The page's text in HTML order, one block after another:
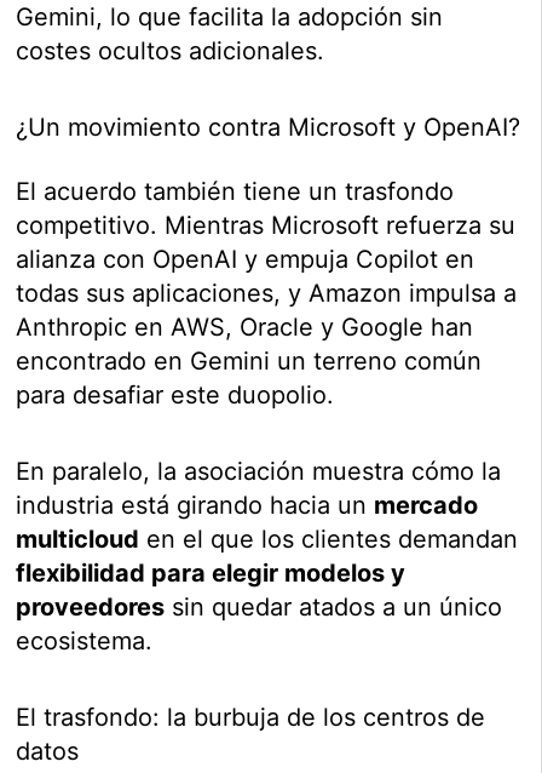
Gemini, lo que facilita la adopción sin
costes ocultos adicionales.
¿Un movimiento contra Microsoft y OpenAI?
El acuerdo también tiene un trasfondo
competitivo. Mientras Microsoft refuerza su
alianza con OpenAI y empuja Copilot en
todas sus aplicaciones, y Amazon impulsa a
Anthropic en AWS, Oracle y Google han
encontrado en Gemini un terreno común
para desafiar este duopolio.
En paralelo, la asociación muestra cómo la
industria está girando hacia un mercado
multicloud en el que los clientes demandan
flexibilidad para elegir modelos y
proveedores sin quedar atados a un único
ecosistema.
El trasfondo: la burbuja de los centros de
datos